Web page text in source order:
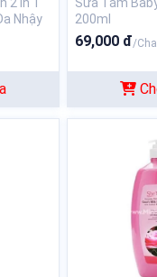
Nhậy
200ml
69,000 đ/